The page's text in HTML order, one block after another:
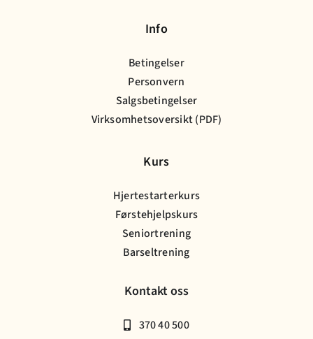
Info
Betingelser
Personvern
Salgsbetingelser
Virksomhetsoversikt (PDF)
Kurs
Hjertestarterkurs
Førstehjelpskurs
Seniortrening
Barseltrening
Kontakt oss
370 40 500